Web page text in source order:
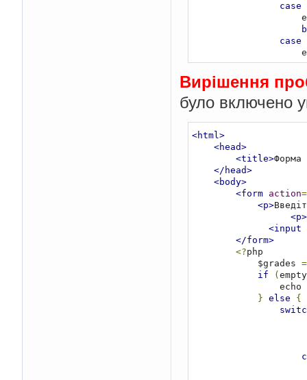
case
case
складання"</h2>' ;
case
курсом"</h2>'
}
Вирішення
було включено
<html>
<head>
<title>Форма
</head>
<body>
<form
action=
<p>
<input
</form>
<?php
            $grades
=
if
( empty
                echo
} else
{